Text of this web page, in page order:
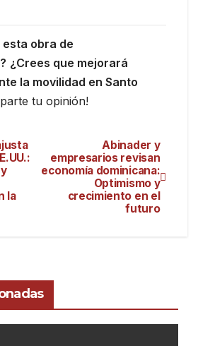
esta obra de
¿Crees que mejorará
la movilidad en Santo
tu opinión!
Abinader y
empresarios revisan
economía dominicana:
Optimismo y
crecimiento en el
futuro
la